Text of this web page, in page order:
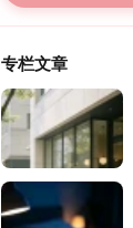
专栏文章